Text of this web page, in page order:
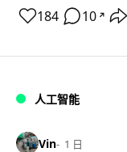
184 10 ↗
人工智能
Vin 1 日